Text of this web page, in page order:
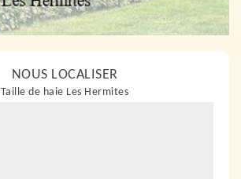
NOUS LOCALISER
Taille de haie Les Hermites